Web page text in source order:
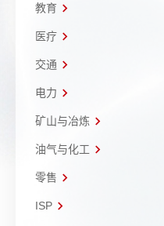
教育
医疗
交通
电力
矿山与冶炼
油气与化工
零售
ISP